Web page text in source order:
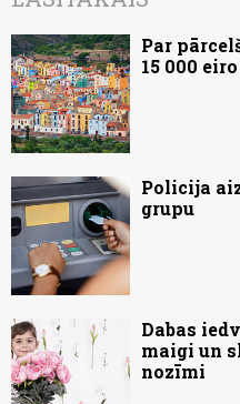
Par
15 000 eiro
Policija
grupu
Dabas
maigi un
nozīmi